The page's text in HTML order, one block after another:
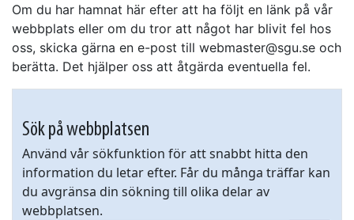
Om du har hamnat här efter att ha följt en länk på vår
webbplats eller om du tror att något har blivit fel hos
oss, skicka gärna en e-post till webmaster@sgu.se och
berätta. Det hjälper oss att åtgärda eventuella fel.
Sök på webbplatsen
Använd vår sökfunktion för att snabbt hitta den
information du letar efter. Får du många träffar kan
du avgränsa din sökning till olika delar av
webbplatsen.